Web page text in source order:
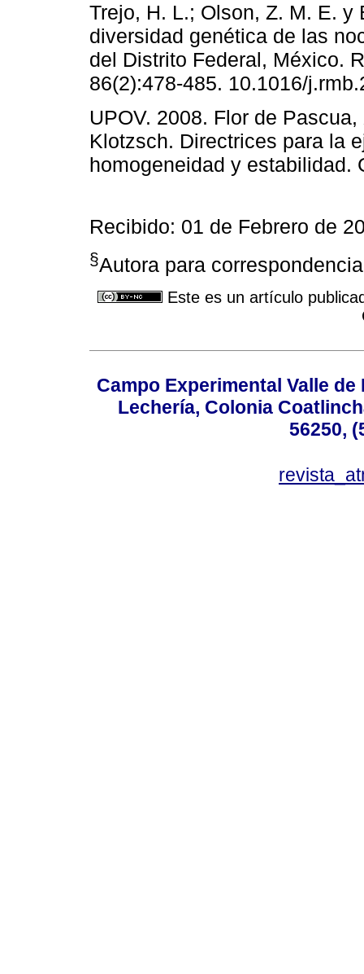
Trejo, H. L.; Olson, Z. M. E.
diversidad genética de las
del Distrito Federal, México.
86(2):478-485. 10.1016/
UPOV. 2008. Flor de Pascua,
Klotzsch. Directrices para la
homogeneidad y estabilidad.
Recibido: 01 de Febrero de
§Autora para
Este es un artículo
Campo Experimental Valle
Lechería, Colonia
56250,